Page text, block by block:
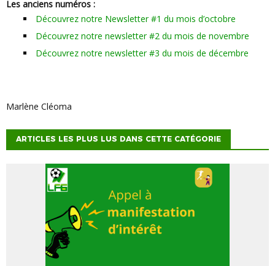
Les anciens numéros :
Découvrez notre Newsletter #1 du mois d’octobre
Découvrez notre newsletter #2 du mois de novembre
Découvrez notre newsletter #3 du mois de décembre
Marlène Cléoma
ARTICLES LES PLUS LUS DANS CETTE CATÉGORIE